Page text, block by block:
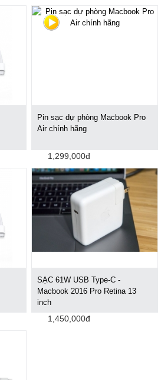
Pin sạc dự phòng Macbook Pro
Air chính hãng
1,299,000đ
SẠC 61W USB Type-C -
Macbook 2016 Pro Retina 13
inch
1,450,000đ